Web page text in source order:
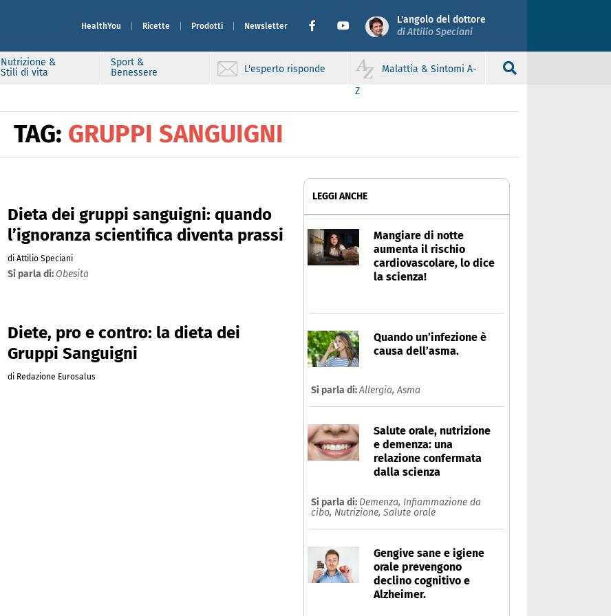
HealthYou Ricette Prodotti Newsletter
L'angolo del dottore
di Attilio Speciani
Nutrizione &
Stili di vita
Sport &
Benessere
L'esperto risponde
Malattia & Sintomi A-
Z
TAG: GRUPPI SANGUIGNI
Dieta dei gruppi sanguigni: quando
l’ignoranza scientifica diventa prassi
di Attilio Speciani
Si parla di: Obesita
Diete, pro e contro: la dieta dei
Gruppi Sanguigni
di Redazione Eurosalus
LEGGI ANCHE
Mangiare di notte
aumenta il rischio
cardiovascolare, lo dice
la scienza!
Quando un’infezione è
causa dell’asma.
Si parla di:Allergia,Asma
Salute orale, nutrizione
e demenza: una
relazione confermata
dalla scienza
Si parla di: Demenza, Infiammazione da
cibo, Nutrizione, Salute orale
Gengive sane e igiene
orale prevengono
declino cognitivo e
Alzheimer.